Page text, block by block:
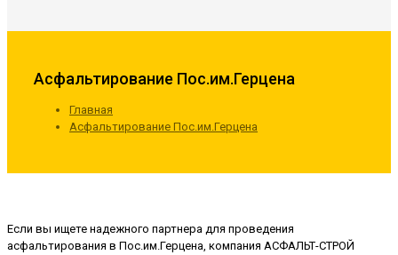
Асфальтирование Пос.им.Герцена
Главная
Асфальтирование Пос.им.Герцена
Если вы ищете надежного партнера для проведения
асфальтирования в Пос.им.Герцена, компания АСФАЛЬТ-СТРОЙ